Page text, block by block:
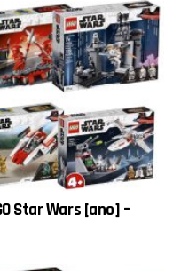
Star Wars [ano] –